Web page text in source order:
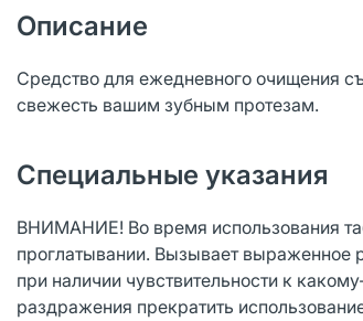
Описание
Средство для ежедневного очищения
свежесть вашим зубным протезам.
Специальные указания
ВНИМАНИЕ! Во время использования
проглатывании. Вызывает выраженное
при наличии чувствительности к
раздражения прекратить